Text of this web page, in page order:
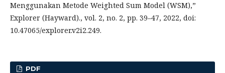
Menggunakan Metode Weighted Sum Model (WSM),”
Explorer (Hayward)., vol. 2, no. 2, pp. 39–47, 2022, doi:
10.47065/explorer.v2i2.249.
PDF